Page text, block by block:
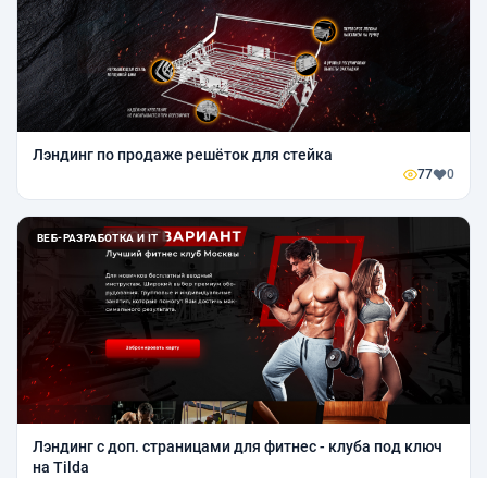
Лэндинг по продаже решёток для стейка
77 0
ВЕБ-РАЗРАБОТКА И IT
Лэндинг с доп. страницами для фитнес - клуба под ключ
на Tilda